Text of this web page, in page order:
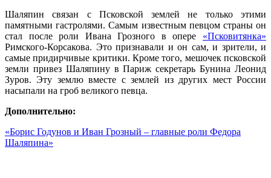
Шаляпин связан с Псковской землей не только этими
памятными гастролями. Самым известным певцом страны он
стал после роли Ивана Грозного в опере «Псковитянка»
Римского-Корсакова. Это признавали и он сам, и зрители, и
самые придирчивые критики. Кроме того, мешочек псковской
земли привез Шаляпину в Париж секретарь Бунина Леонид
Зуров. Эту землю вместе с землей из других мест России
насыпали на гроб великого певца.
Дополнительно:
«Борис Годунов и Иван Грозный – главные роли Федора
Шаляпина»